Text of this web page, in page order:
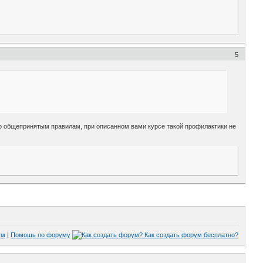
5
общепринятым правилам, при описанном вами курсе такой профилактики не
| Помощь по форуму